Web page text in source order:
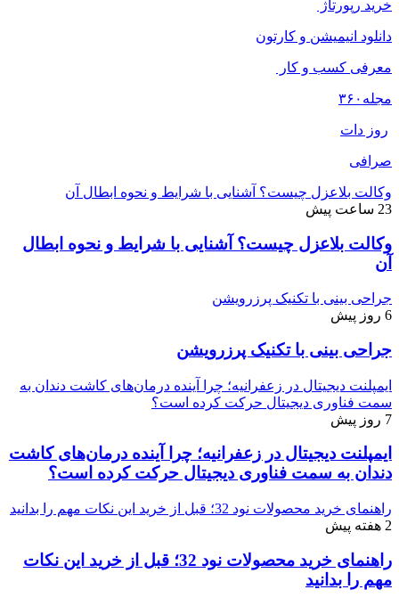
خرید رپورتاژ
دانلود انیمیشن و کارتون
معرفی کسب و کار
مجله ۳۶۰
روز دات
صرافی
وکالت بلاعزل چیست؟ آشنایی با شرایط و نحوه ابطال آن
23 ساعت پیش
وکالت بلاعزل چیست؟ آشنایی با شرایط و نحوه ابطال
آن
جراحی بینی با تکنیک پرزرویشن
6 روز پیش
جراحی بینی با تکنیک پرزرویشن
ایمپلنت دیجیتال در زعفرانیه؛ چرا آینده درمان‌های کاشت دندان به
سمت فناوری دیجیتال حرکت کرده است؟
7 روز پیش
ایمپلنت دیجیتال در زعفرانیه؛ چرا آینده درمان‌های کاشت
دندان به سمت فناوری دیجیتال حرکت کرده است؟
راهنمای خرید محصولات نود 32؛ قبل از خرید این نکات مهم را بدانید
2 هفته پیش
راهنمای خرید محصولات نود 32؛ قبل از خرید این نکات
مهم را بدانید